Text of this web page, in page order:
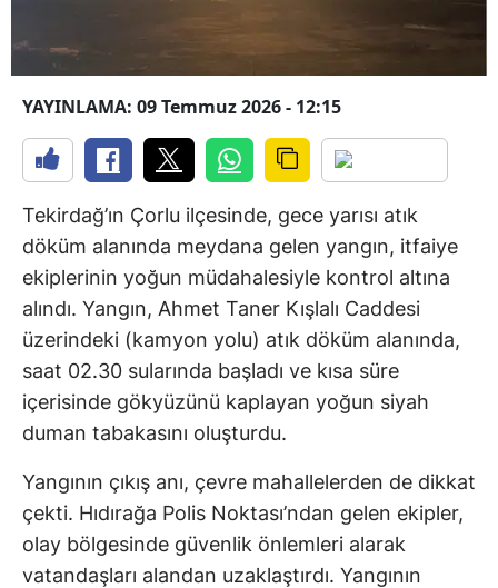
YAYINLAMA: 09 Temmuz 2026 - 12:15
Tekirdağ’ın Çorlu ilçesinde, gece yarısı atık
döküm alanında meydana gelen yangın, itfaiye
ekiplerinin yoğun müdahalesiyle kontrol altına
alındı. Yangın, Ahmet Taner Kışlalı Caddesi
üzerindeki (kamyon yolu) atık döküm alanında,
saat 02.30 sularında başladı ve kısa süre
içerisinde gökyüzünü kaplayan yoğun siyah
duman tabakasını oluşturdu.
Yangının çıkış anı, çevre mahallelerden de dikkat
çekti. Hıdırağa Polis Noktası’ndan gelen ekipler,
olay bölgesinde güvenlik önlemleri alarak
vatandaşları alandan uzaklaştırdı. Yangının